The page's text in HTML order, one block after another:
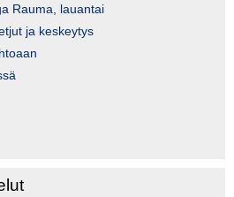
Rauma, lauantai
ja keskeytys